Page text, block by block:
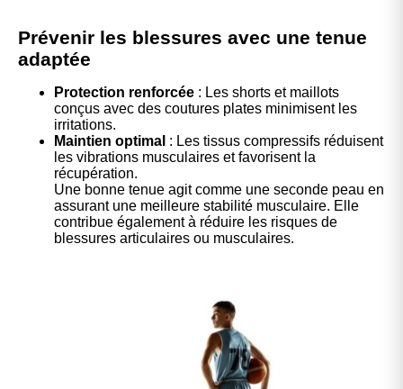
Prévenir les blessures avec une tenue
adaptée
Protection renforcée : Les shorts et maillots
conçus avec des coutures plates minimisent les
irritations.
Maintien optimal : Les tissus compressifs réduisent
les vibrations musculaires et favorisent la
récupération.
Une bonne tenue agit comme une seconde peau en
assurant une meilleure stabilité musculaire. Elle
contribue également à réduire les risques de
blessures articulaires ou musculaires.